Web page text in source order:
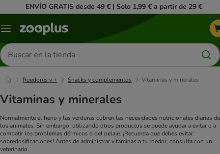
ENVÍO GRATIS desde 49 € | Solo 1,99 € a partir de 29 €
Menú
Buscar
productos
Roedores y + Snacks y complementos Vitaminas y minerales
Vitaminas y minerales
Normalmente el heno y las verduras cubren las necesidades nutricionales diarias de
los animales. Sin embargo, utilizando otros productos se puede ayudar a evitar o a
combatir los problemas dérmicos o del pelaje. ¡Recuerda que debes evitar
sobredosificaciones! Antes de administrar vitaminas a tu roedor, consulta con un
veterinario.